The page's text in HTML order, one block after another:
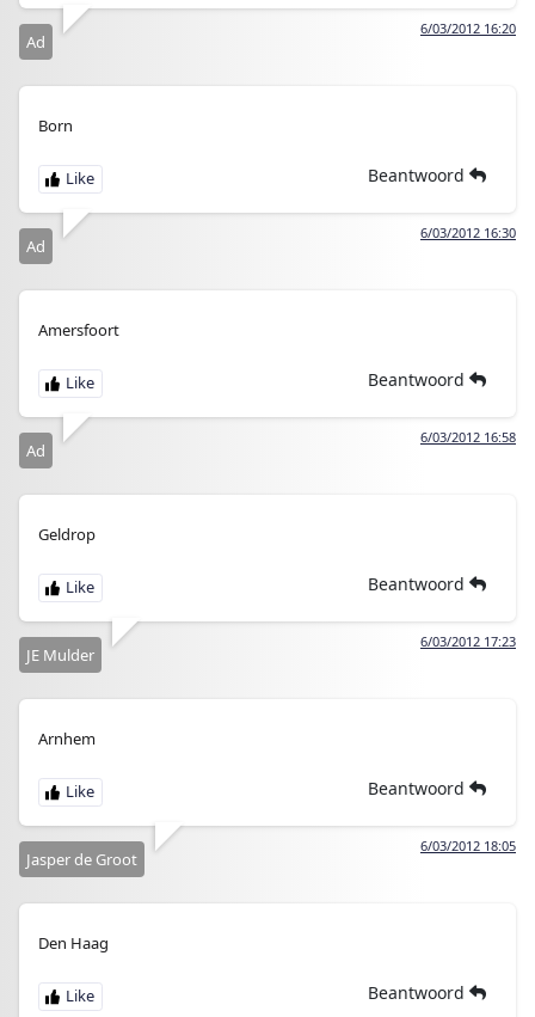
6/03/2012 16:20
Ad
Born
Beantwoord
6/03/2012 16:30
Ad
Amersfoort
Beantwoord
6/03/2012 16:58
Ad
Geldrop
Beantwoord
6/03/2012 17:23
JE Mulder
Arnhem
Beantwoord
6/03/2012 18:05
Jasper de Groot
Den Haag
Beantwoord